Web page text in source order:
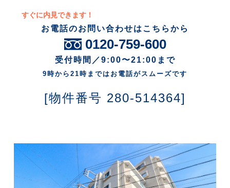
すぐに内見できます！
お電話のお問い合わせはこちらから
0120-759-600
受付時間／9:00〜21:00まで
9時から21時まではお電話がスムーズです
[物件番号 280-514364]